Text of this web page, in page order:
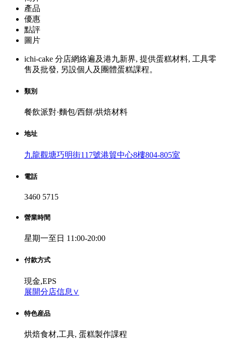
產品
優惠
點評
圖片
ichi-cake 分店網絡遍及港九新界, 提供蛋糕材料, 工具零
售及批發, 另設個人及團體蛋糕課程。
類別
餐飲派對·麵包/西餅/烘焙材料
地址
九龍觀塘巧明街117號港貿中心8樓804-805室
電話
3460 5715
營業時間
星期一至日 11:00-20:00
付款方式
現金,EPS
展開分店信息∨
特色産品
烘焙食材,工具, 蛋糕製作課程